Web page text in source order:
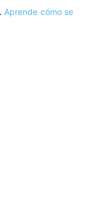
Aprende cómo se